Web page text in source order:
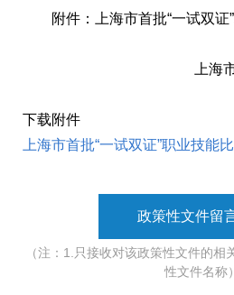
附件：上海市首批“一试双证”
上海
下载附件
上海市首批“一试双证”职业技能
政策性文件留
（注：1.只接收对该政策性文件的
性文件名称）